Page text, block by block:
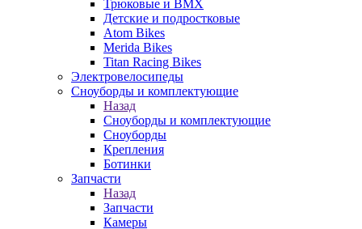
Трюковые и BMX
Детские и подростковые
Atom Bikes
Merida Bikes
Titan Racing Bikes
Электровелосипеды
Cноуборды и комплектующие
Назад
Cноуборды и комплектующие
Сноуборды
Крепления
Ботинки
Запчасти
Назад
Запчасти
Камеры